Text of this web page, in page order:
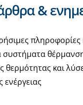
&
πληροφορίες
συστήματα
θερμότητας και
ενέργειας